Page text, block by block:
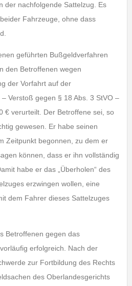
der nachfolgende Sattelzug. Es
Fahrzeuge, ohne dass
geführten Bußgeldverfahren
den Betroffenen wegen
der Vorfahrt auf der
Verstoß gegen § 18 Abs. 3 StVO –
€ verurteilt. Der Betroffene sei, so
gewesen. Er habe seinen
Zeitpunkt begonnen, zu dem er
können, dass er ihn vollständig
habe er das „Überholen“ des
erzwingen wollen, eine
dem Fahrer dieses Sattelzuges
Betroffenen gegen das
erfolgreich. Nach der
zur Fortbildung des Rechts
des Oberlandesgerichts